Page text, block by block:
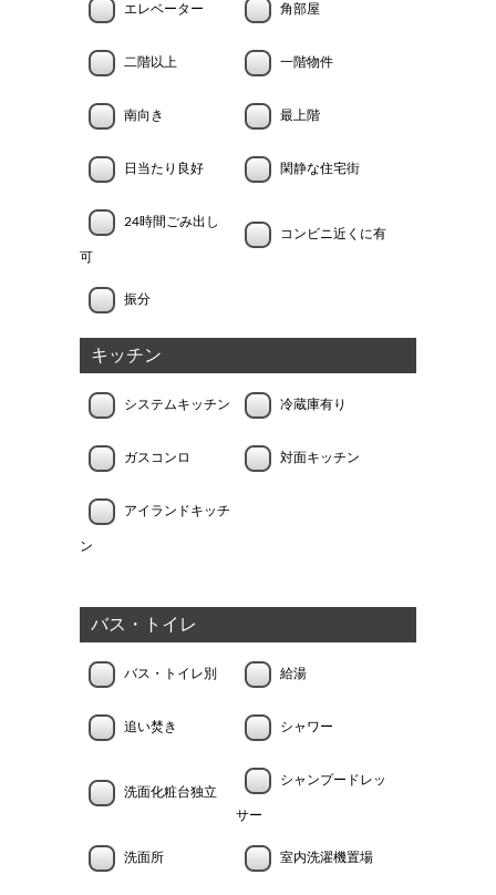
エレベーター 角部屋
二階以上 一階物件
南向き 最上階
日当たり良好 閑静な住宅街
24時間ごみ出し
可
コンビニ近くに有
振分
キッチン
システムキッチン 冷蔵庫有り
ガスコンロ 対面キッチン
アイランドキッチ
ン
バス・トイレ
バス・トイレ別 給湯
追い焚き シャワー
洗面化粧台独立
シャンプードレッ
サー
洗面所 室内洗濯機置場